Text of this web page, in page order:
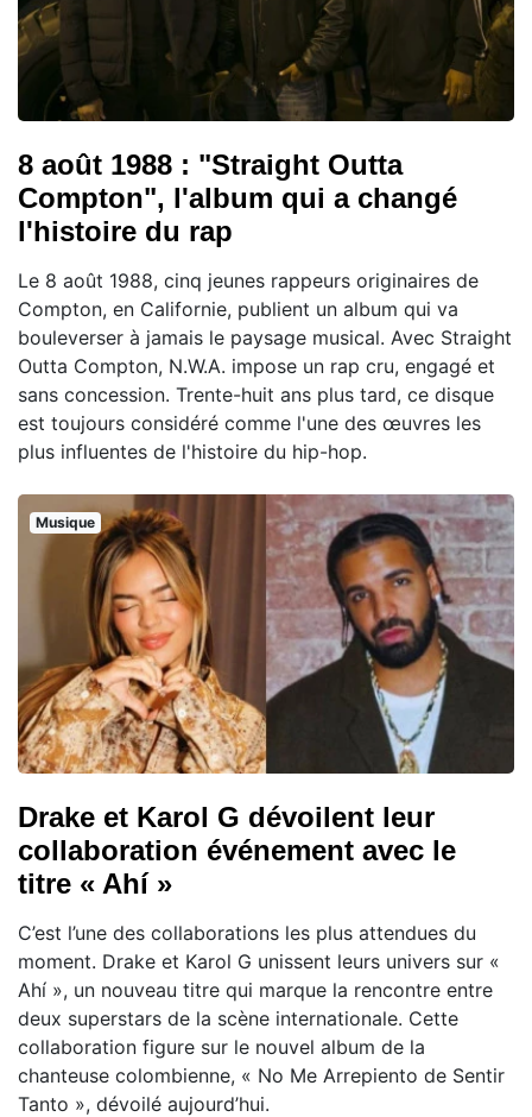
8 août 1988 : "Straight Outta
Compton", l'album qui a changé
l'histoire du rap
Le 8 août 1988, cinq jeunes rappeurs originaires de
Compton, en Californie, publient un album qui va
bouleverser à jamais le paysage musical. Avec Straight
Outta Compton, N.W.A. impose un rap cru, engagé et
sans concession. Trente-huit ans plus tard, ce disque
est toujours considéré comme l'une des œuvres les
plus influentes de l'histoire du hip-hop.
Musique
Drake et Karol G dévoilent leur
collaboration événement avec le
titre « Ahí »
C’est l’une des collaborations les plus attendues du
moment. Drake et Karol G unissent leurs univers sur «
Ahí », un nouveau titre qui marque la rencontre entre
deux superstars de la scène internationale. Cette
collaboration figure sur le nouvel album de la
chanteuse colombienne, « No Me Arrepiento de Sentir
Tanto », dévoilé aujourd’hui.